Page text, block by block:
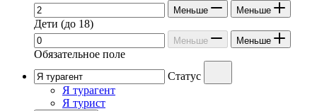
Меньше Меньше
Дети (до 18)
Меньше Меньше
Обязательное поле
Статус
Я турагент
Я турист